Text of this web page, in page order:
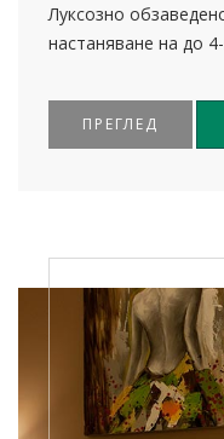
Луксозно
настаняване на до
ПРЕГЛЕД